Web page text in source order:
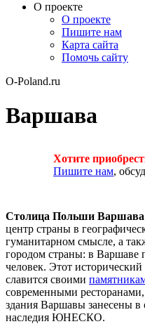
О проекте
О проекте
Пишите нам
Карта сайта
Помочь сайту
O-Poland.ru
Варшава
Хотите
Пишите нам,
Столица Польши Варшава
центр страны в
гуманитарном смысле, а
городом страны: в Варшаве
человек. Этот
славится своими
современными
здания Варшавы занесены в
наследия ЮНЕСКО.